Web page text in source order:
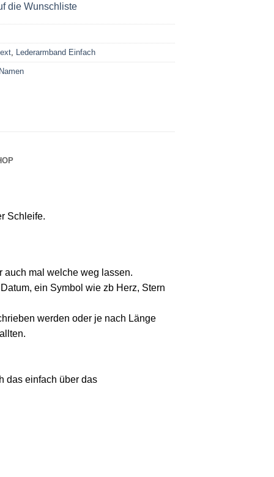
die Wunschliste
Lederarmband Einfach
Schleife.
auch mal welche weg lassen.
ein Symbol wie zb Herz, Stern
werden oder je nach Länge
das einfach über das